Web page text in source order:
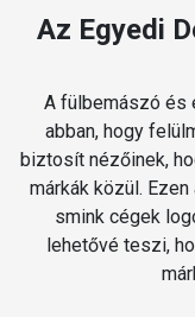
Az Egyedi
A fülbemászó és
abban, hogy
biztosít nézőinek,
márkák közül.
smink cégek
lehetővé teszi,